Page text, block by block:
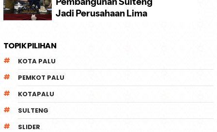
TOPIK PILIHAN
KOTA PALU
PEMKOT PALU
KOTAPALU
SULTENG
SLIDER